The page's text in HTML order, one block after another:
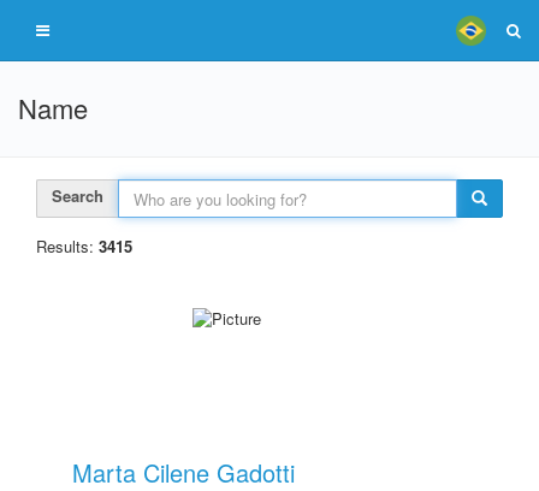
Name
Search
Results: 3415
Marta Cilene Gadotti